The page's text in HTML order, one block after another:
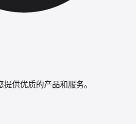
供优质的产品和服务。